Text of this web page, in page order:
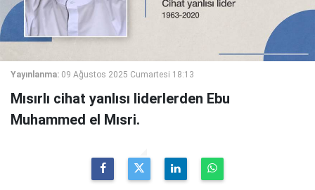
Yayınlanma: 09 Ağustos 2025 Cumartesi 18:13
Mısırlı cihat yanlısı liderlerden Ebu
Muhammed el Mısri.